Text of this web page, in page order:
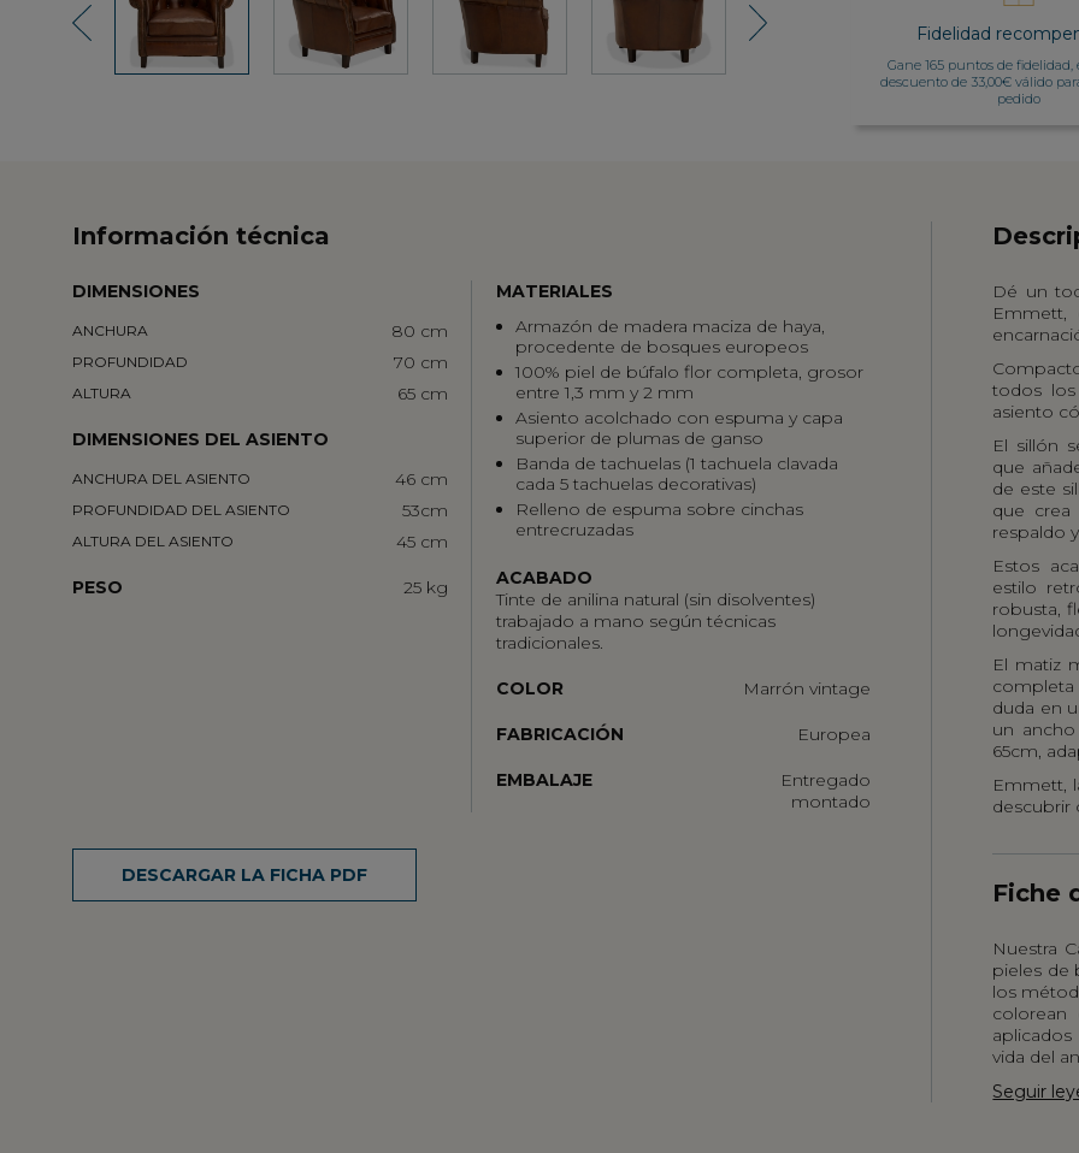
Previous Next
Fidelidad
Gane 165 puntos de fidelidad,
descuento de 33,00€ válido
pedido
Información técnica
DIMENSIONES
ANCHURA 80 cm
PROFUNDIDAD 70 cm
ALTURA 65 cm
DIMENSIONES DEL ASIENTO
ANCHURA DEL ASIENTO 46 cm
PROFUNDIDAD DEL ASIENTO 53cm
ALTURA DEL ASIENTO 45 cm
PESO 25 kg
MATERIALES
Armazón de madera maciza de haya,
procedente de bosques europeos
100% piel de búfalo flor completa, grosor
entre 1,3 mm y 2 mm
Asiento acolchado con espuma y capa
superior de plumas de ganso
Banda de tachuelas (1 tachuela clavada
cada 5 tachuelas decorativas)
Relleno de espuma sobre cinchas
entrecruzadas
ACABADO
Tinte de anilina natural (sin disolventes)
trabajado a mano según técnicas
tradicionales.
COLOR Marrón vintage
FABRICACIÓN Europea
EMBALAJE
Entregado
montado
DESCARGAR LA FICHA PDF
Dé un
Emmett,
todos los
asiento
El sillón
que
de este
que
respaldo
Estos
estilo
robusta,
El matiz
duda en
un
65cm,
Emmett,
descubrir
Fiche
Nuestra
pieles de
los
colorean
vida del
Seguir